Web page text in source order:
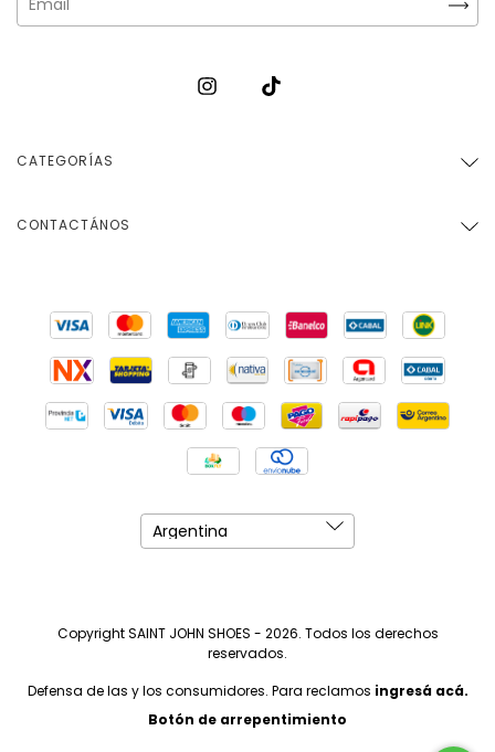
CATEGORÍAS
CONTACTÁNOS
Copyright SAINT JOHN SHOES - 2026. Todos los derechos
reservados.
Defensa de las y los consumidores. Para reclamos ingresá acá.
Botón de arrepentimiento